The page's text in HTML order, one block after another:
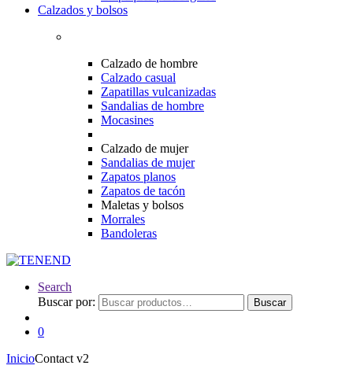
Calzados y bolsos
Calzado de hombre
Calzado casual
Zapatillas vulcanizadas
Sandalias de hombre
Mocasines
Calzado de mujer
Sandalias de mujer
Zapatos planos
Zapatos de tacón
Maletas y bolsos
Morrales
Bandoleras
Search
Buscar por:
Buscar
0
InicioContact v2